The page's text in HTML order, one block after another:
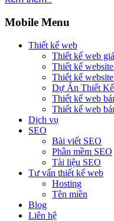
Mobile Menu
Thiết kế web
Thiết kế web
Thiết kế
Thiết kế
Dự Án Thiết Kế
Thiết kế web
Thiết kế web
Dịch vụ
SEO
Bài viết SEO
Phần mềm SEO
Tài liệu SEO
Tư vấn thiết kế web
Hosting
Tên miền
Blog
Liên hệ